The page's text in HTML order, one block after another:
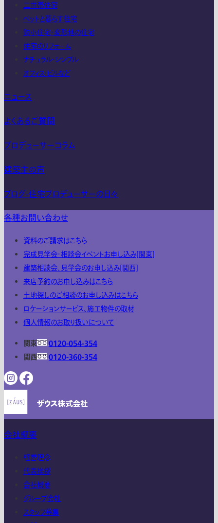
二世帯住宅
ペットと暮らす住宅
狭小住宅・変形地の住宅
住宅のリフォーム
ナチュラル・シンプル
オフィス・ビルなど
ニュース
よくあるご質問
プロデューサーコラム
建築主の声
ブログ-住宅プロデューサーの日々
各種お問い合わせ
資料のご請求はこちら
完成見学会・相談会イベントお申し込み[関東]
建築相談会、見学会のお申し込み[関西]
来店予約のお申し込みはこちら
土地探しのご相談のお申し込みはこちら
ロケーションサービス、施工物件の取材
個人情報のお取り扱いについて
関東
0120-054-354
関西
0120-360-354
会社概要
経営理念
代表挨拶
会社概要
グループ会社
スタッフ募集